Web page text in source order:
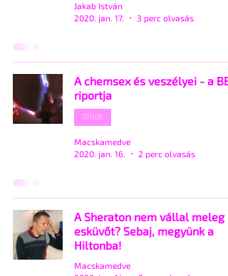
Jakab István
2020. jan. 17.
3 perc olvasás
A chemsex és veszélyei - a
riportja
STÍLUS
Macskamedve
2020. jan. 16.
2 perc olvasás
A Sheraton nem vállal meleg
esküvőt? Sebaj, megyünk a
Hiltonba!
Macskamedve